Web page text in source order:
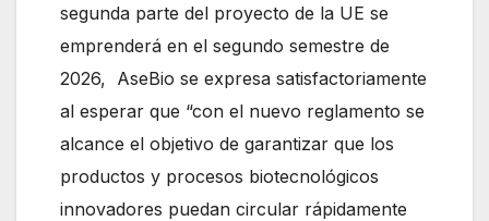
segunda parte del proyecto de la UE se
emprenderá en el segundo semestre de
2026, AseBio se expresa satisfactoriamente
al esperar que “con el nuevo reglamento se
alcance el objetivo de garantizar que los
productos y procesos biotecnológicos
innovadores puedan circular rápidamente